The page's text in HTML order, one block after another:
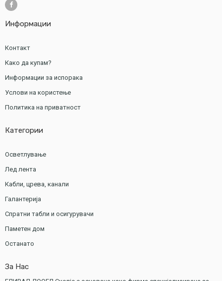
Информации
Контакт
Како да купам?
Информации за испорака
Услови на користење
Политика на приватност
Категории
Осветлување
Лед лента
Кабли, црева, канали
Галантерија
Спратни табли и осигурувачи
Паметен дом
Останато
За Нас